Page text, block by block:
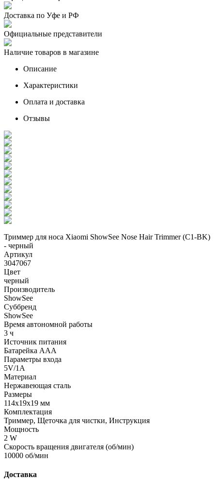
Доставка по Уфе и РФ
Официальные представители
Наличие товаров в магазине
Описание
Характеристики
Оплата и доставка
Отзывы
Триммер для носа Xiaomi ShowSee Nose Hair Trimmer (C1-BK)
- черный
Артикул
3047067
Цвет
черный
Производитель
ShowSee
Суббренд
ShowSee
Время автономной работы
3 ч
Источник питания
Батарейка ААА
Параметры входа
5V/1A
Материал
Нержавеющая сталь
Размеры
114х19х19 мм
Комплектация
Триммер, Щеточка для чистки, Инструкция
Мощность
2 W
Скорость вращения двигателя (об/мин)
10000 об/мин
Доставка